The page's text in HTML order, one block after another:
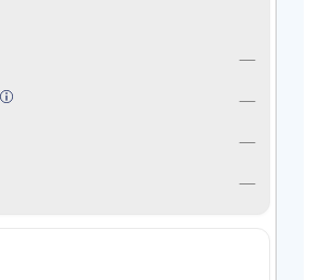
—
—
—
—